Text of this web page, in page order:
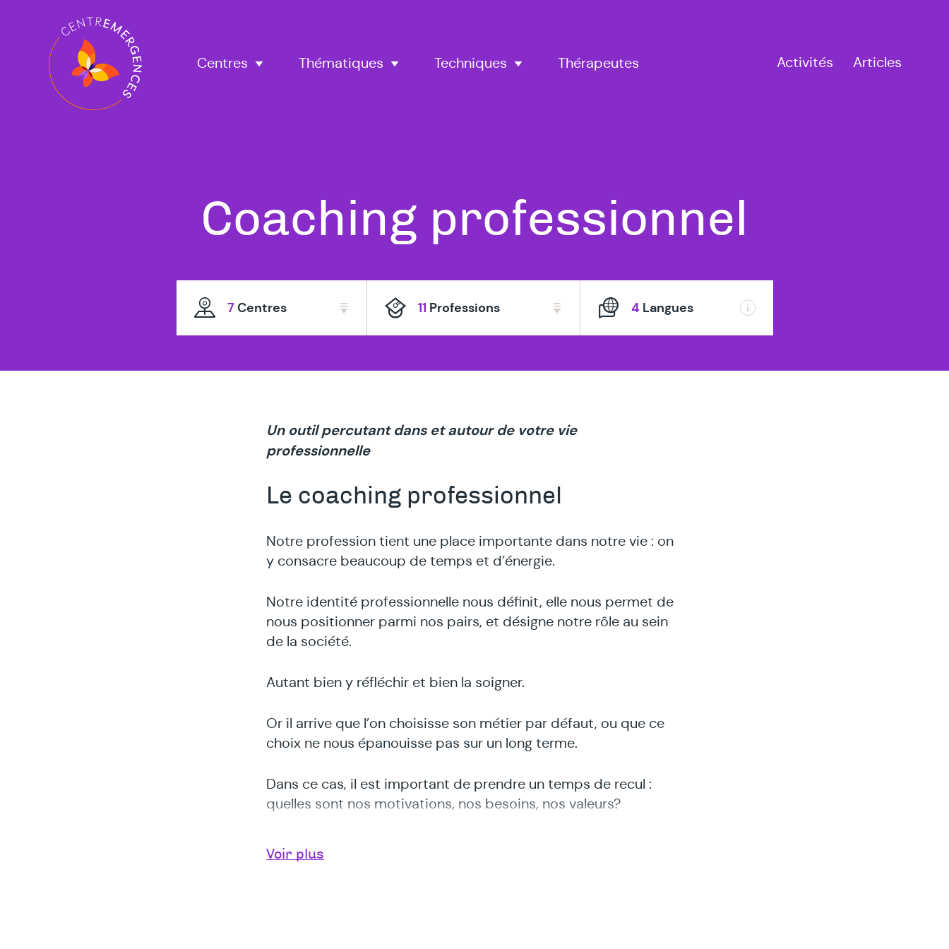
Tous
nos
thérapeutes
spécialisé
Coaching professionnel
Rumes
7 Centres 11 Professions 4 Langues
Navigation
principale
Centres Thématiques Techniques Thérapeutes Activités Articles
Un outil percutant dans et autour de votre vie
professionnelle
Le coaching professionnel
Notre profession tient une place importante dans notre vie : on
y consacre beaucoup de temps et d’énergie.
Notre identité professionnelle nous définit, elle nous permet de
nous positionner parmi nos pairs, et désigne notre rôle au sein
de la société.
Autant bien y réfléchir et bien la soigner.
Or il arrive que l’on choisisse son métier par défaut, ou que ce
choix ne nous épanouisse pas sur un long terme.
Dans ce cas, il est important de prendre un temps de recul :
quelles sont nos motivations, nos besoins, nos valeurs?
Qu’est-ce qui est capital pour moi, « non-négociable »,
comment exercer un travail qui me correspond au mieux, où je
Voir plus